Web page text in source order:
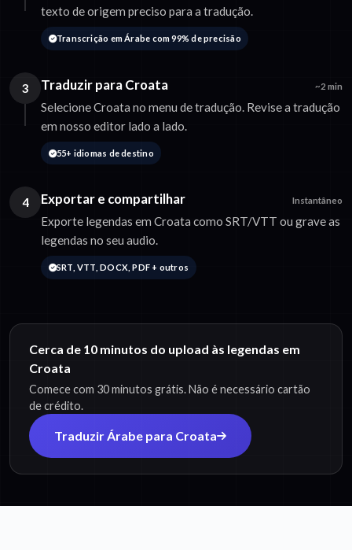
texto de origem preciso para a tradução.
Transcrição em Árabe com 99% de precisão
3 Traduzir para Croata ~2 min
Selecione Croata no menu de tradução. Revise a tradução
em nosso editor lado a lado.
55+ idiomas de destino
4 Exportar e compartilhar Instantâneo
Exporte legendas em Croata como SRT/VTT ou grave as
legendas no seu audio.
SRT, VTT, DOCX, PDF + outros
Cerca de 10 minutos do upload às legendas em
Croata
Comece com 30 minutos grátis. Não é necessário cartão
de crédito.
Traduzir Árabe para Croata